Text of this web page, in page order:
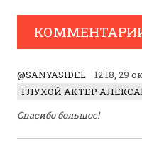
@SANYASIDEL
12:18, 29
Спасибо большое!